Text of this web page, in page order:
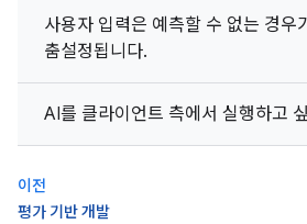
사용자 입력은 예측할 수 없는 경우
춤설정됩니다.
AI를 클라이언트 측에서 실행하고
이전
평가 기반 개발